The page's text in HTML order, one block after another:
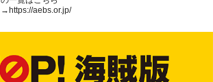
→ https://aebs.or.jp/